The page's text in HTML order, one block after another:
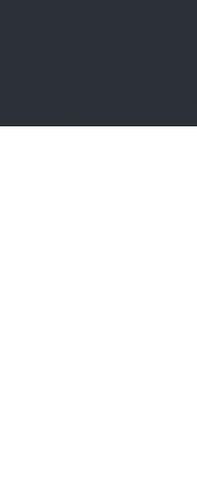
(noir et blanc)